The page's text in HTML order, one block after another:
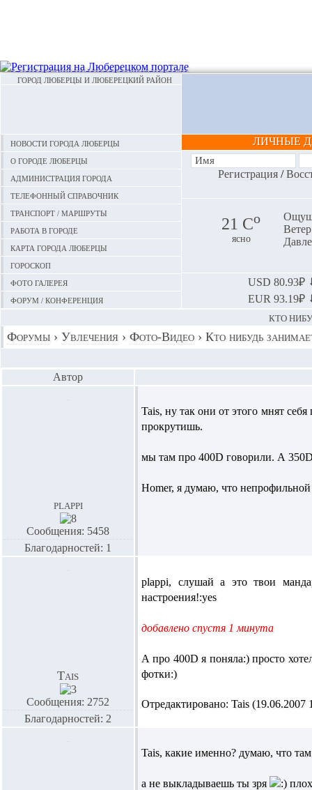
ГОРОД ЛЮБЕРЦЫ И ЛЮБЕРЕЦКИЙ РАЙОН
Новости города Люберцы
О городе Люберцы
Администрация города
Телефонный справочник
Транспорт / маршруты
Работа в городе
Карта города Люберцы
Гороскоп
Фото галерея
Форум / конференция
ЛИЧНЫЕ
Регистрация/
21 Сo
ясно
USD 80.93₽
EUR 93.19₽
КТО
Форумы › Увлечения › Фото-Видео › Кто нибудь
Автор
plappi
Сообщения: 5458
Благодарностей: 1
Tais,ну так они от этого мнят
прокрутишь.
мы там про 400D говорили. А
Homer, я думаю, что
Tais
Сообщения: 2752
Благодарностей: 2
plappi, слушай а это твои
настроения!:yes
добавлено спустя 1 минута
А про 400D я поняла:) просто
фотки:)
Отредактировано: Tais (19.06.2007
Tais, какие именно? думаю, что
а не выкладываешь ты зря